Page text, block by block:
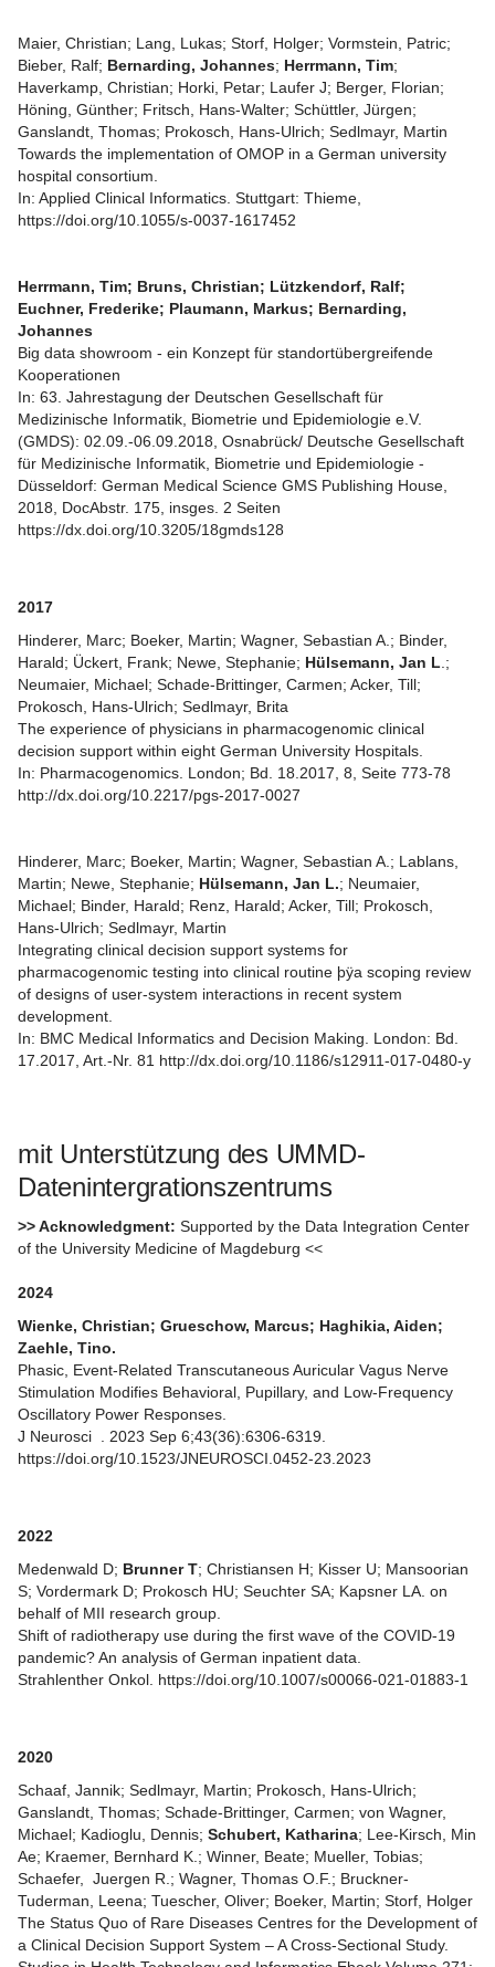
Maier, Christian; Lang, Lukas; Storf, Holger; Vormstein, Patric;
Bieber, Ralf; Bernarding, Johannes; Herrmann, Tim;
Haverkamp, Christian; Horki, Petar; Laufer J; Berger, Florian;
Höning, Günther; Fritsch, Hans-Walter; Schüttler, Jürgen;
Ganslandt, Thomas; Prokosch, Hans-Ulrich; Sedlmayr, Martin
Towards the implementation of OMOP in a German university
hospital consortium.
In: Applied Clinical Informatics. Stuttgart: Thieme,
https://doi.org/10.1055/s-0037-1617452
Herrmann, Tim; Bruns, Christian; Lützkendorf, Ralf;
Euchner, Frederike; Plaumann, Markus; Bernarding,
Johannes
Big data showroom - ein Konzept für standortübergreifende
Kooperationen
In: 63. Jahrestagung der Deutschen Gesellschaft für
Medizinische Informatik, Biometrie und Epidemiologie e.V.
(GMDS): 02.09.-06.09.2018, Osnabrück/ Deutsche Gesellschaft
für Medizinische Informatik, Biometrie und Epidemiologie -
Düsseldorf: German Medical Science GMS Publishing House,
2018, DocAbstr. 175, insges. 2 Seiten
https://dx.doi.org/10.3205/18gmds128
2017
Hinderer, Marc; Boeker, Martin; Wagner, Sebastian A.; Binder,
Harald; Ückert, Frank; Newe, Stephanie; Hülsemann, Jan L .;
Neumaier, Michael; Schade-Brittinger, Carmen; Acker, Till;
Prokosch, Hans-Ulrich; Sedlmayr, Brita
The experience of physicians in pharmacogenomic clinical
decision support within eight German University Hospitals.
In: Pharmacogenomics. London; Bd. 18.2017, 8, Seite 773-78
http://dx.doi.org/10.2217/pgs-2017-0027
Hinderer, Marc; Boeker, Martin; Wagner, Sebastian A.; Lablans,
Martin; Newe, Stephanie; Hülsemann, Jan L.; Neumaier,
Michael; Binder, Harald; Renz, Harald; Acker, Till; Prokosch,
Hans-Ulrich; Sedlmayr, Martin
Integrating clinical decision support systems for
pharmacogenomic testing into clinical routine þÿa scoping review
of designs of user-system interactions in recent system
development.
In: BMC Medical Informatics and Decision Making. London: Bd.
17.2017, Art.-Nr. 81 http://dx.doi.org/10.1186/s12911-017-0480-y
mit Unterstützung des UMMD-
Datenintergrationszentrums
>> Acknowledgment: Supported by the Data Integration Center
of the University Medicine of Magdeburg <<
2024
Wienke, Christian; Grueschow, Marcus; Haghikia, Aiden;
Zaehle, Tino.
Phasic, Event-Related Transcutaneous Auricular Vagus Nerve
Stimulation Modifies Behavioral, Pupillary, and Low-Frequency
Oscillatory Power Responses.
J Neurosci . 2023 Sep 6;43(36):6306-6319.
https://doi.org/10.1523/JNEUROSCI.0452-23.2023
2022
Medenwald D; Brunner T; Christiansen H; Kisser U; Mansoorian
S; Vordermark D; Prokosch HU; Seuchter SA; Kapsner LA. on
behalf of MII research group.
Shift of radiotherapy use during the first wave of the COVID-19
pandemic? An analysis of German inpatient data.
Strahlenther Onkol. https://doi.org/10.1007/s00066-021-01883-1
2020
Schaaf, Jannik; Sedlmayr, Martin; Prokosch, Hans-Ulrich;
Ganslandt, Thomas; Schade-Brittinger, Carmen; von Wagner,
Michael; Kadioglu, Dennis; Schubert, Katharina; Lee-Kirsch, Min
Ae; Kraemer, Bernhard K.; Winner, Beate; Mueller, Tobias;
Schaefer, Juergen R.; Wagner, Thomas O.F.; Bruckner-
Tuderman, Leena; Tuescher, Oliver; Boeker, Martin; Storf, Holger
The Status Quo of Rare Diseases Centres for the Development of
a Clinical Decision Support System – A Cross-Sectional Study.